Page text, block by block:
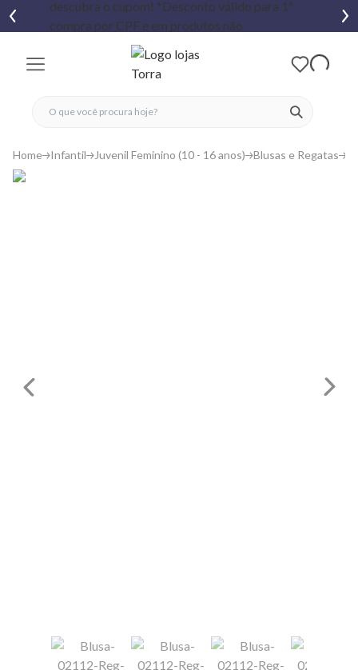
ver
fechar menu
fechar menu
favoritos
Home Infantil Juvenil Feminino (10 - 16 anos) Blusas e Regatas